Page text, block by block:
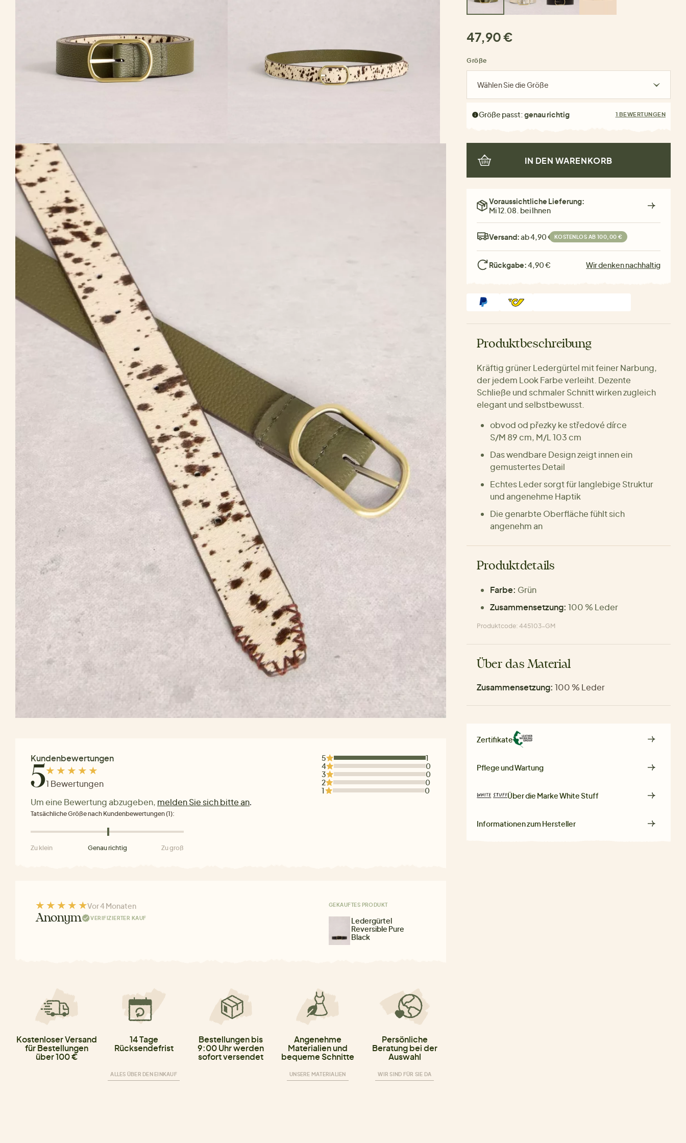
Kundenbewertungen
51 Bewertungen
Um eine Bewertung abzugeben, melden Sie sich bitte an.
5
1
4
0
3
0
2
0
1
0
Tatsächliche Größe nach Kundenbewertungen (1):
Zu klein Genau richtig Zu groß
Vor 4 Monaten
Anonym VERIFIZIERTER KAUF
GEKAUFTES PRODUKT
Ledergürtel
Reversible Pure
Black
Kostenloser Versand
für Bestellungen
über 100 €
14 Tage
Rücksendefrist
ALLES ÜBER DEN EINKAUF
Bestellungen bis
9:00 Uhr werden
sofort versendet
Angenehme
Materialien und
bequeme Schnitte
UNSERE MATERIALIEN
Persönliche
Beratung bei der
Auswahl
WIR SIND FÜR SIE DA
47,90 €
Größe
Wählen Sie die Größe
Größe passt:genau richtig 1 BEWERTUNGEN
IN DEN WARENKORB
Voraussichtliche Lieferung:
Mi 12.08. bei Ihnen
Versand:ab 4,90 € KOSTENLOS AB 100,00 €
Rückgabe:4,90 € Wir denken nachhaltig
Produktbeschreibung
Kräftig grüner Ledergürtel mit feiner Narbung,
der jedem Look Farbe verleiht. Dezente
Schließe und schmaler Schnitt wirken zugleich
elegant und selbstbewusst.
obvod od přezky ke středové dírce
S/M 89 cm, M/L 103 cm
Das wendbare Design zeigt innen ein
gemustertes Detail
Echtes Leder sorgt für langlebige Struktur
und angenehme Haptik
Die genarbte Oberfläche fühlt sich
angenehm an
Produktdetails
Farbe: Grün
Zusammensetzung: 100 % Leder
Produktcode: 445103-GM
Über das Material
Zusammensetzung: 100 % Leder
Zertifikate
Pflege und Wartung
Über die MarkeWhite Stuff
Informationen zum Hersteller